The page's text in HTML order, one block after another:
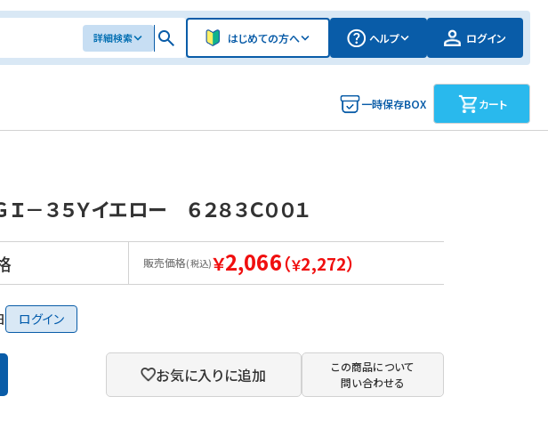
詳細検索 はじめての方へ ヘルプ ログイン
一時保存BOX カート
－３５Ｙイエロー ６２８３Ｃ００１
販売価格(税込)￥2,066（￥2,272）
ログイン
お気に入りに追加
この商品について
問い合わせる